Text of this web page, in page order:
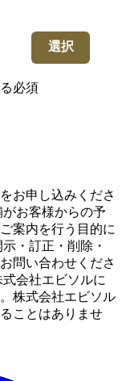
選択
必須
お申し込みくださ
お客様からの予
案内を行う目的に
・訂正・削除・
問い合わせくださ
会社エビソルに
株式会社エビソル
ことはありませ